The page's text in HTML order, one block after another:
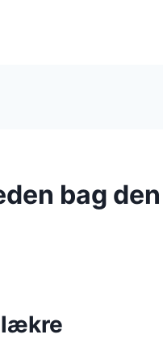
bag den
lækre